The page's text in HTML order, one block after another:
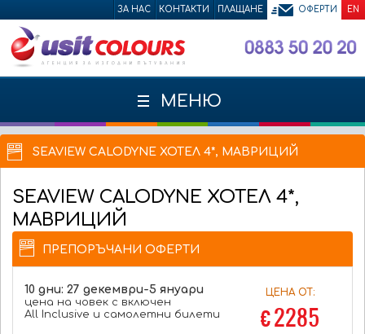
ЗА НАС КОНТАКТИ ПЛАЩАНЕ ОФЕРТИ EN
МЕНЮ
SEAVIEW CALODYNE ХОТЕЛ 4*, МАВРИЦИЙ
SEAVIEW CALODYNE ХОТЕЛ 4*,
МАВРИЦИЙ
ПРЕПОРЪЧАНИ ОФЕРТИ
10 дни: 27 декември-5 януари
цена на човек с включен
All Inclusive и самолетни билети
ЦЕНА ОТ:
€ 2285